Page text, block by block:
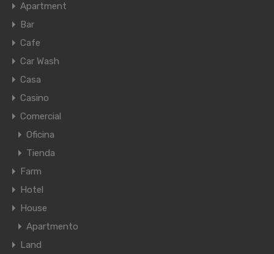
Apartment
Bar
Cafe
Car Wash
Casa
Casino
Comercial
Oficina
Tienda
Farm
Hotel
House
Apartmento
Land